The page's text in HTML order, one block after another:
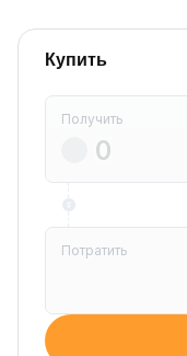
Купить
Получить
Потратить